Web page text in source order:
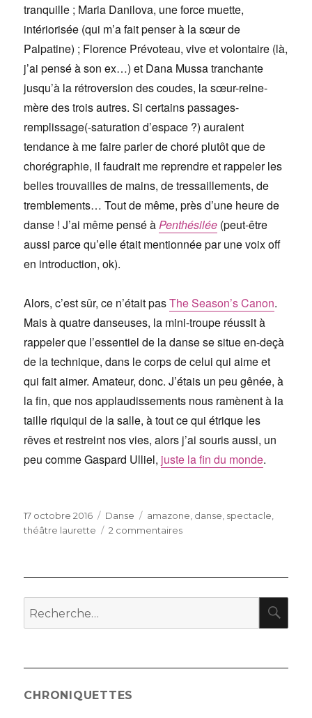
tranquille ; Maria Danilova, une force muette,
intériorisée (qui m’a fait penser à la sœur de
Palpatine) ; Florence Prévoteau, vive et volontaire (là,
j’ai pensé à son ex…) et Dana Mussa tranchante
jusqu’à la rétroversion des coudes, la sœur-reine-
mère des trois autres. Si certains passages-
remplissage(-saturation d’espace ?) auraient
tendance à me faire parler de choré plutôt que de
chorégraphie, il faudrait me reprendre et rappeler les
belles trouvailles de mains, de tressaillements, de
tremblements… Tout de même, près d’une heure de
danse ! J’ai même pensé àPenthésilée (peut-être
aussi parce qu’elle était mentionnée par une voix off
en introduction, ok).
Alors, c’est sûr, ce n’était pasThe Season’s Canon.
Mais à quatre danseuses, la mini-troupe réussit à
rappeler que l’essentiel de la danse se situe en-deçà
de la technique, dans le corps de celui qui aime et
qui fait aimer. Amateur, donc. J’étais un peu gênée, à
la fin, que nos applaudissements nous ramènent à la
taille riquiqui de la salle, à tout ce qui étrique les
rêves et restreint nos vies, alors j’ai souris aussi, un
peu comme Gaspard Ulliel, juste la fin du monde.
Publié
le
17 octobre 2016 Catégories
Danse Étiquettes
amazone danse spectacle
théâtre laurette
2 commentairessur
Recherche
pour
CHRONIQUETTES